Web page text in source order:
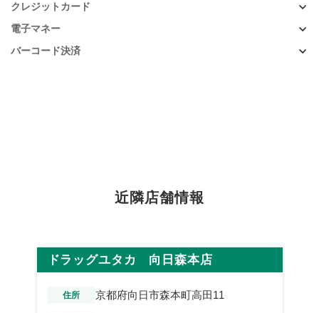
クレジットカード
電子マネー
バーコード決済
近隣店舗情報
ドラッグユタカ 向日森本店
住所 京都府向日市森本町高田11